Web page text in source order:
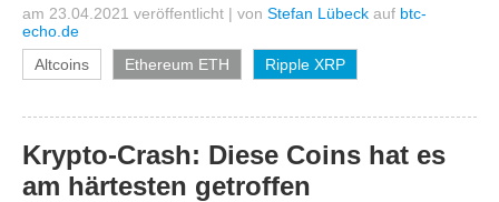
am 23.04.2021 veröffentlicht | von Stefan Lübeck auf btc-
echo.de
Altcoins
Ethereum ETH Ripple XRP
Krypto-Crash: Diese Coins hat es
am härtesten getroffen